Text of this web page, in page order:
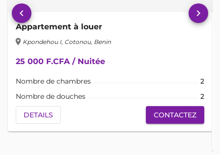
Appartement à louer
location_on Kpondehou I, Cotonou, Benin
25 000 F.CFA / Nuitée
Nombre de chambres
2
Nombre de douches
2
DETAILS CONTACTEZ
keyboard_arrow_left keyboard_arrow_right